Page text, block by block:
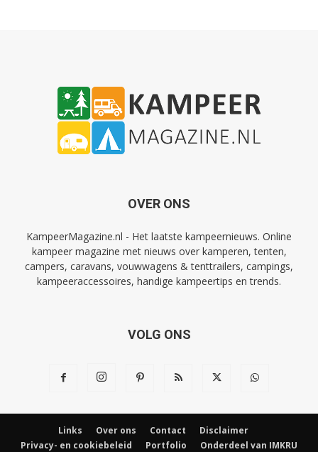
OVER ONS
KampeerMagazine.nl - Het laatste kampeernieuws. Online
kampeer magazine met nieuws over kamperen, tenten,
campers, caravans, vouwwagens & tenttrailers, campings,
kampeeraccessoires, handige kampeertips en trends.
VOLG ONS
Links Over ons Contact
Disclaimer
Privacy- en cookiebeleid
Portfolio Onderdeel van IMKRU